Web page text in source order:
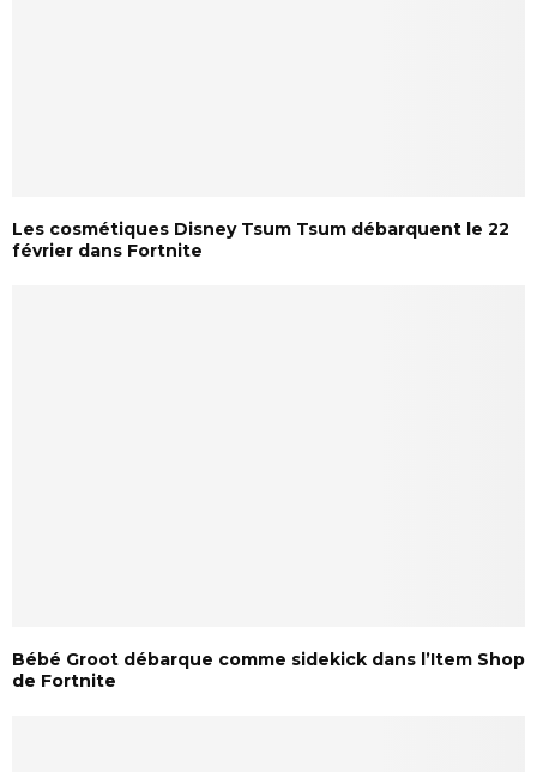
Les cosmétiques Disney Tsum Tsum débarquent le 22
février dans Fortnite
Bébé Groot débarque comme sidekick dans l’Item Shop
de Fortnite